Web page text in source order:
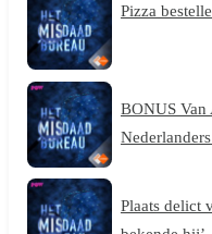
Pizza
BONUS
Plaats delict